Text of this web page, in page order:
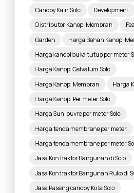
Canopy Kain Solo
Development
Distributor Kanopi Membran
Garden
Harga Bahan Kanopi
Harga kanopi buka tutup per meter
Harga Kanopi Galvalum Solo
Harga Kanopi Membran
Harga
Harga Kanopi Per meter Solo
Harga Sun louvre per meter Solo
Harga tenda membrane per meter
Harga tenda membrane per meter
Jasa Kontraktor Bangunan di Solo
Jasa Kontraktor Bangunan Ruko di
Jasa Pasang canopy Kota Solo